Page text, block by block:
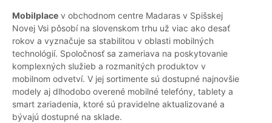
Mobilplace v obchodnom centre Madaras v Spišskej
Novej Vsi pôsobí na slovenskom trhu už viac ako desať
rokov a vyznačuje sa stabilitou v oblasti mobilných
technológií. Spoločnosť sa zameriava na poskytovanie
komplexných služieb a rozmanitých produktov v
mobilnom odvetví. V jej sortimente sú dostupné najnovšie
modely aj dlhodobo overené mobilné telefóny, tablety a
smart zariadenia, ktoré sú pravidelne aktualizované a
bývajú dostupné na sklade.